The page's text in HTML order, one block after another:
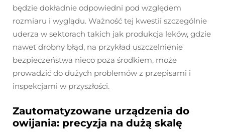
będzie dokładnie odpowiedni pod względem
rozmiaru i wyglądu. Ważność tej kwestii szczególnie
uderza w sektorach takich jak produkcja leków, gdzie
nawet drobny błąd, na przykład uszczelnienie
bezpieczeństwa nieco poza środkiem, może
prowadzić do dużych problemów z przepisami i
inspekcjami w przyszłości.
Zautomatyzowane urządzenia do
owijania: precyzja na dużą skalę